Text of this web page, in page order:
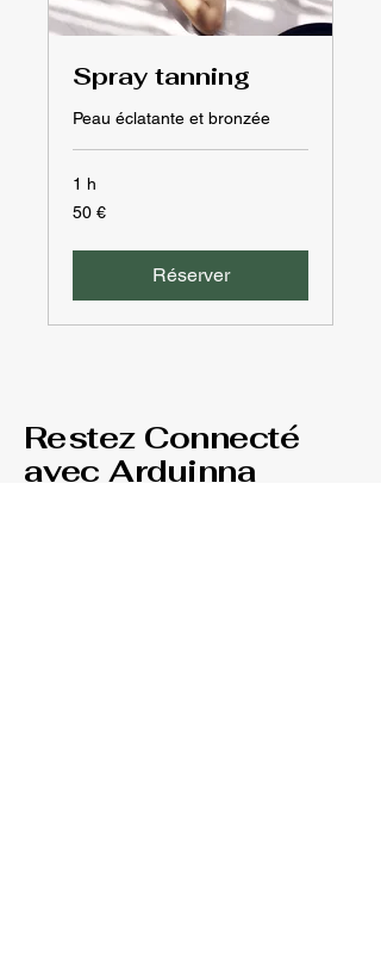
Spray tanning
Peau éclatante et bronzée
1 h
50
euros
50 €
Réserver
Restez Connecté
avec Arduinna